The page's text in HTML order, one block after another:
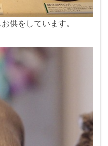
供をしています。